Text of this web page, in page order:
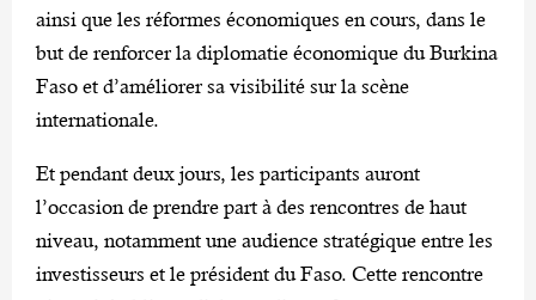
ainsi que les réformes économiques en cours, dans le
but de renforcer la diplomatie économique du Burkina
Faso et d’améliorer sa visibilité sur la scène
internationale.
Et pendant deux jours, les participants auront
l’occasion de prendre part à des rencontres de haut
niveau, notamment une audience stratégique entre les
investisseurs et le président du Faso. Cette rencontre